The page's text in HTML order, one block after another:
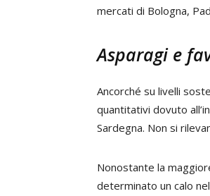
mercati di Bologna,
Asparagi e
Ancorché su livelli
quantitativi dovuto
Sardegna. Non si
Nonostante la
determinato un calo